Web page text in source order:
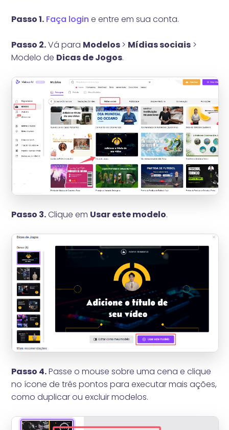
Passo 1. Faça login e entre em sua conta.
Passo 2.Vá para Modelos> Mídias sociais >
Modelo de Dicas de Jogos.
Passo 3.Clique em Usar este modelo.
Passo 4.Passe o mouse sobre uma cena e clique
no ícone de três pontos para executar mais ações,
como duplicar ou excluir modelos.